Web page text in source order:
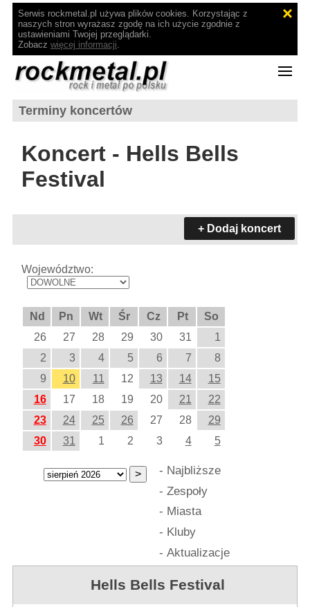
Serwis rockmetal.pl używa plików cookies. Korzystając z
naszych stron wyrażasz zgodę na ich użycie zgodnie z
ustawieniami Twojej przeglądarki.
Zobacz więcej informacji.
Terminy koncertów
Koncert - Hells Bells
Festival
+ Dodaj koncert
Województwo:
Nd Pn Wt Śr Cz Pt
So
26
27 28 29 30 31
1
2
3 4 5 6 7
8
9
10 11 12 13 14
15
16
17 18 19 20 21
22
23
24 25 26 27 28
29
30
31 1 2 3 4 5
- Najbliższe
- Zespoły
- Miasta
- Kluby
- Aktualizacje
Hells Bells Festival